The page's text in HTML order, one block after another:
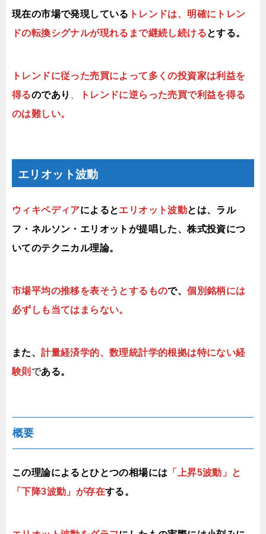
現在の市場で発現している トレンドは、明確にトレン
ドの転換シグナルが現れるまで継続し続けるとする。
トレンドに従った売買によって多くの投資家は利益を
得るのであり
トレンドに逆らった売買で利益を得る
のは難しい。
エリオット波動
ウィキペディアによるとエリオット波動とは、ラル
フ・ネルソン・エリオットが提唱した、株式投資につ
いてのテクニカル理論。
市場平均の推移を表そうとするもので、個別銘柄には
必ずしも当てはまらない。
また、計量経済学的、数理統計学的根拠は特にない経
験則 である。
概要
この理論によるとひとつの相場には 「上昇5波動」と
「下降3波動」が存在する。